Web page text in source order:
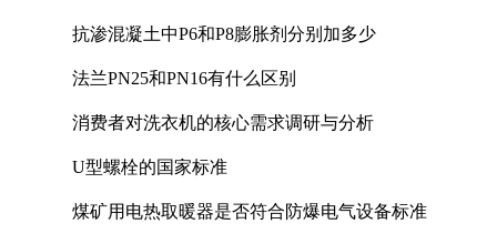
抗渗混凝土中P6和P8膨胀剂分别加多少
法兰PN25和PN16有什么区别
消费者对洗衣机的核心需求调研与分析
U型螺栓的国家标准
煤矿用电热取暖器是否符合防爆电气设备标准